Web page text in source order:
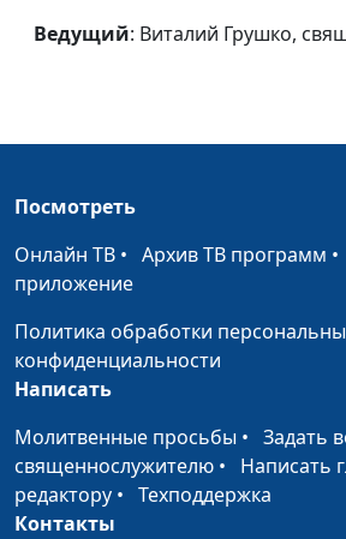
Дух, который в тебе,
Аркадий
Победа пророка
Илии
Важность слова
План спасения
Смысл страданий
Андрей
Избери жизнь
Ведущий: Виталий Грушко,
Посмотреть
Онлайн ТВ • Архив ТВ программ •
приложение
Политика обработки
конфиденциальности
Написать
Молитвенные просьбы • Задать
священнослужителю • Написать
редактору • Техподдержка
Контакты